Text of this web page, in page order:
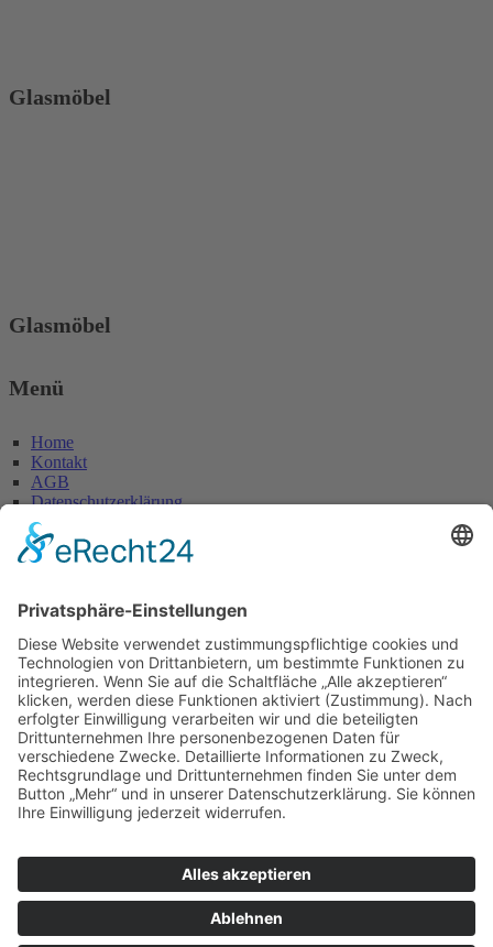
Glasmöbel
Glasmöbel
Menü
Home
Kontakt
AGB
Datenschutzerklärung
Impressum
Max-Holder-Straße 13
60437 Frankfurt/M.
Tel.: 069 / 50 28 58
Fax: 069 / 50 21 90
E-Mail: info@glaserei-becker.de
Bürozeiten
Montag bis Donnerstag:
14:00 – 16:00 Uhr
Freitag: 07:00 – 13:00 Uhr